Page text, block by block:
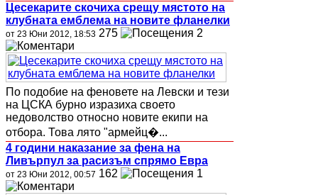
Цесекарите скочиха срещу мястото на
клубната емблема на новите фланелки
от 23 Юни 2012, 18:53 275 2
По подобие на феновете на Левски и тези
на ЦСКА бурно изразиха своето
недоволство относно новите екипи на
отбора. Това лято "армейц�...
4 години наказание за фена на
Ливърпул за расизъм спрямо Евра
от 23 Юни 2012, 00:57 162 1